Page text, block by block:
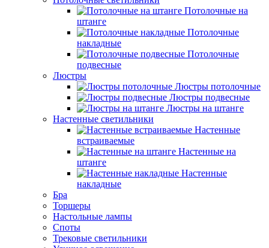
Потолочные на
штанге
Потолочные
накладные
Потолочные
подвесные
Люстры
Люстры потолочные
Люстры подвесные
Люстры на штанге
Настенные светильники
Настенные
встраиваемые
Настенные на
штанге
Настенные
накладные
Бра
Торшеры
Настольные лампы
Споты
Трековые светильники